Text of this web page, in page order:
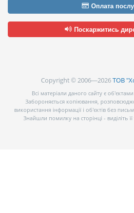
Оплата
Поскаржитись
Copyright © 2006—2026ТОВ
Всі матеріали даного сайту є
Забороняється копіювання,
використання інформації і об’єктів без
Знайшли помилку на сторінці - виділіть